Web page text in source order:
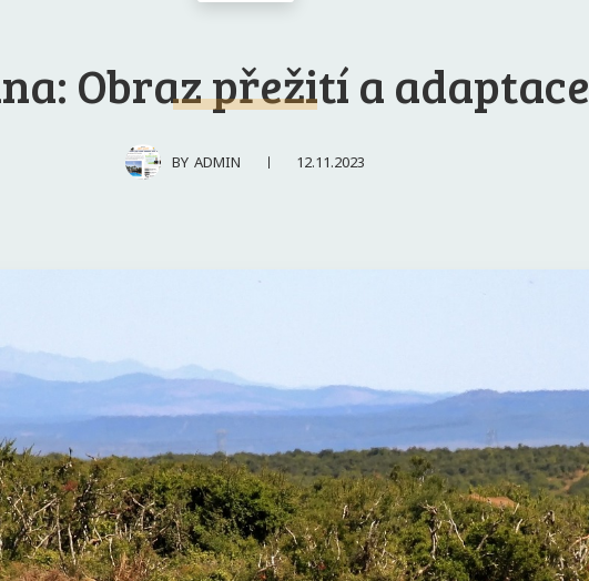
Obraz přežití a adaptace
BY ADMIN 12.11.2023